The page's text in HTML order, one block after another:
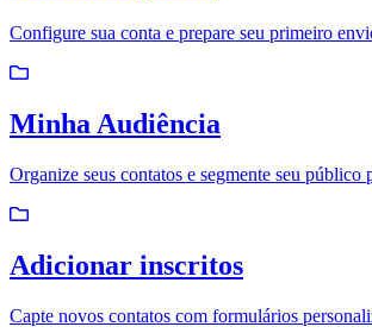
Configure sua conta e prepare seu primeiro
Minha Audiência
Organize seus contatos e segmente seu público
Adicionar inscritos
Capte novos contatos com formulários